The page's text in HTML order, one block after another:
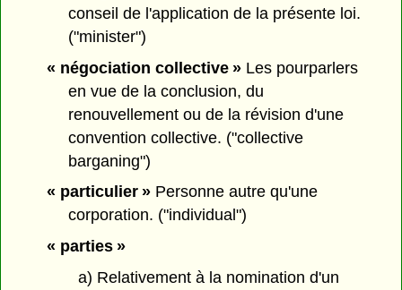
conseil de l'application de la présente loi.
("minister")
« négociation collective »Les pourparlers
en vue de la conclusion, du
renouvellement ou de la révision d'une
convention collective. ("collective
barganing")
« particulier »Personne autre qu'une
corporation. ("individual")
« parties »
a) Relativement à la nomination d'un